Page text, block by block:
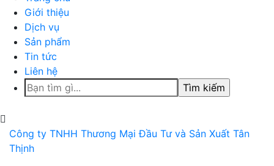
Giới thiệu
Dịch vụ
Sản phẩm
Tin tức
Liên hệ
Tìm
kiếm
Công ty TNHH Thương Mại Đầu Tư và Sản Xuất Tân
Thịnh